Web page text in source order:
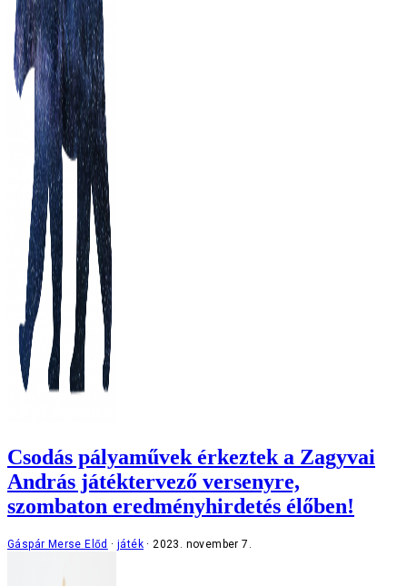
Csodás pályaművek érkeztek a Zagyvai
András játéktervező versenyre,
szombaton eredményhirdetés élőben!
Gáspár Merse Előd játék 2023. november 7.